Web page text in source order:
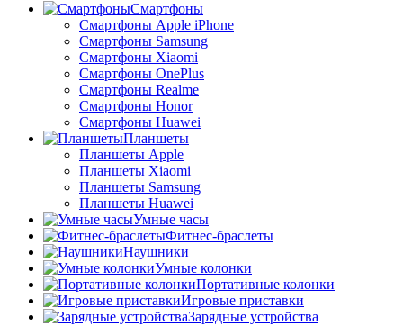
Смартфоны
Смартфоны Apple iPhone
Смартфоны Samsung
Смартфоны Xiaomi
Смартфоны OnePlus
Смартфоны Realme
Смартфоны Honor
Смартфоны Huawei
Планшеты
Планшеты Apple
Планшеты Xiaomi
Планшеты Samsung
Планшеты Huawei
Умные часы
Фитнес-браслеты
Наушники
Умные колонки
Портативные колонки
Игровые приставки
Зарядные устройства